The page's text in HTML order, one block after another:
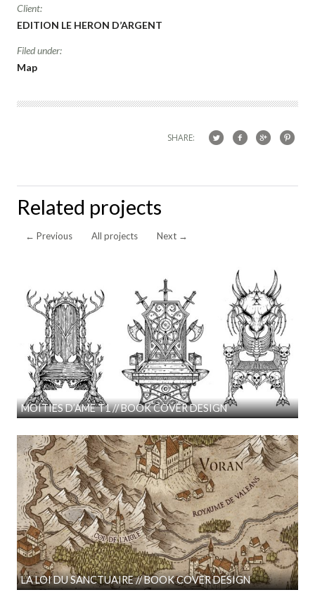
Client:
EDITION LE HERON D’ARGENT
Filed under:
Map
SHARE:
Related projects
← Previous All projects Next →
MOITIES D’AME T1 // BOOK COVER DESIGN
LA LOI DU SANCTUAIRE // BOOK COVER DESIGN